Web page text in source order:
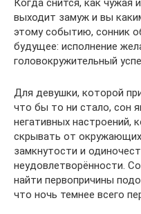
Когда снится, как чужая
выходит замуж и вы
этому событию, сонник
будущее: исполнение
головокружительный
Для девушки, которой
что бы то ни стало, сон
негативных настроений,
скрывать от
замкнутости и
неудовлетворённости.
найти первопричины
что ночь темнее всего